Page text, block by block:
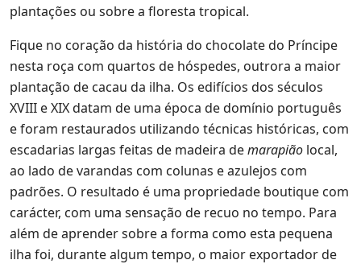
plantações ou sobre a floresta tropical.
Fique no coração da história do chocolate do Príncipe
nesta roça com quartos de hóspedes, outrora a maior
plantação de cacau da ilha. Os edifícios dos séculos
XVIII e XIX datam de uma época de domínio português
e foram restaurados utilizando técnicas históricas, com
escadarias largas feitas de madeira demarapião local,
ao lado de varandas com colunas e azulejos com
padrões. O resultado é uma propriedade boutique com
carácter, com uma sensação de recuo no tempo. Para
além de aprender sobre a forma como esta pequena
ilha foi, durante algum tempo, o maior exportador de